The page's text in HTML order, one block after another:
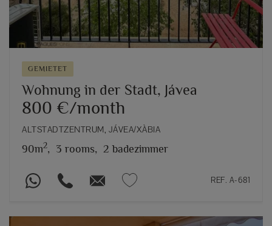
GEMIETET
Wohnung in der Stadt, Jávea
800 €/month
ALTSTADTZENTRUM, JÁVEA/XÀBIA
90m2, 3 rooms, 2 badezimmer
REF. A-681